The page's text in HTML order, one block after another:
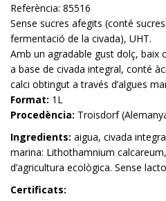
Referència: 85516
Sense sucres afegits (conté
fermentació de la civada), UHT.
Amb un agradable gust dolç, baix
a base de civada integral, conté
calci obtingut a través d’algues
Format: 1L
Procedència: Troisdorf
Ingredients: aigua, civada
marina: Lithothamnium
d’agricultura ecològica. Sense
Certificats: